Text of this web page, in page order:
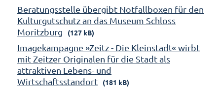
Beratungsstelle übergibt Notfallboxen für den
Kulturgutschutz an das Museum Schloss
Moritzburg
(127 kB)
Imagekampagne »Zeitz - Die Kleinstadt« wirbt
mit Zeitzer Originalen für die Stadt als
attraktiven Lebens- und
Wirtschaftsstandort
(181 kB)